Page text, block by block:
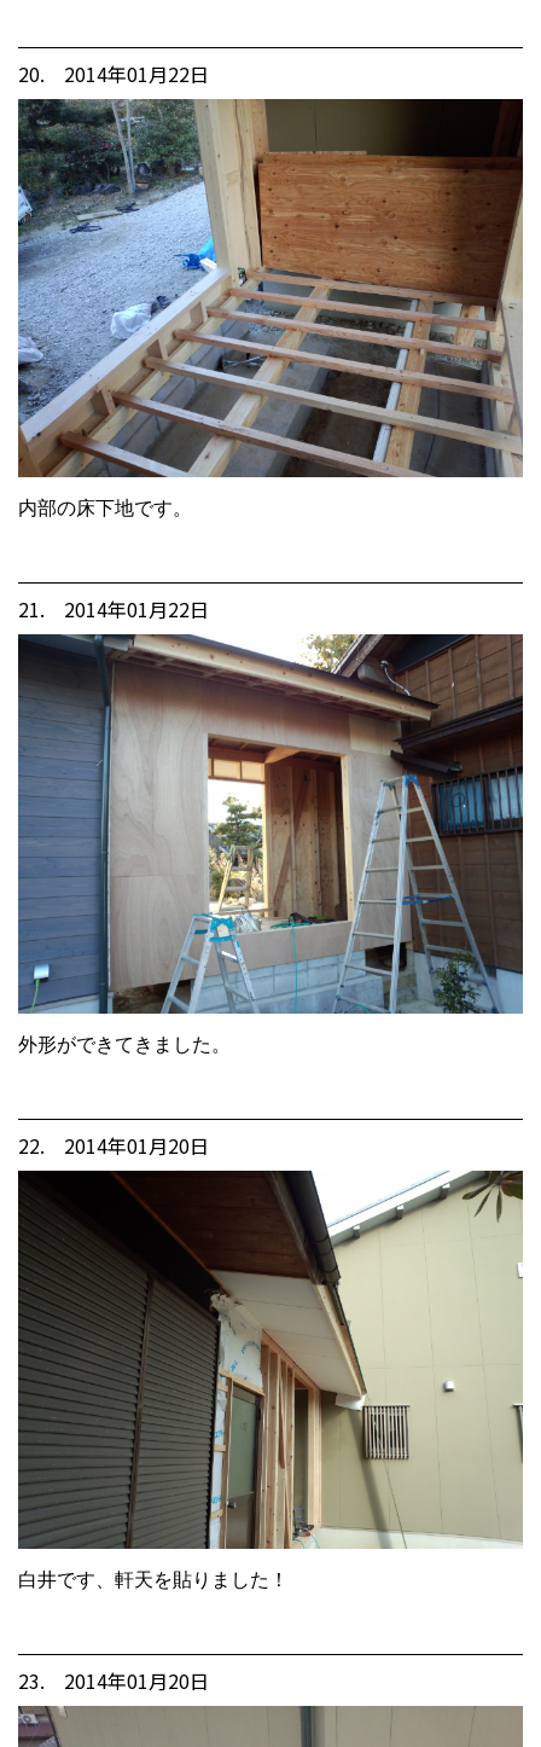
20. 2014年01月22日
内部の床下地です。
21. 2014年01月22日
外形ができてきました。
22. 2014年01月20日
白井です、軒天を貼りました！
23. 2014年01月20日